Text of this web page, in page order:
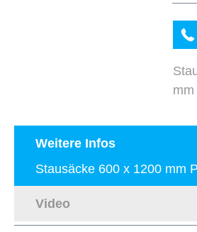
Weitere Infos
Stausäcke 600 x 1200 mm
Video